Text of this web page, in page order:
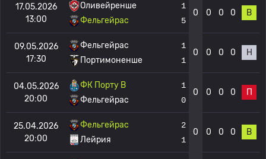
17.05.2026
13:00
Оливейренше
Фельгейрас
1
5
0 0 0 0 В
09.05.2026
17:30
Фельгейрас
Портимоненше
1
1
0 0 0 0 Н
04.05.2026
20:00
ФК Порту B
Фельгейрас
1
0
0 0 0 0 П
25.04.2026
20:00
Фельгейрас
Лейрия
2
1
0 0 0 0 В